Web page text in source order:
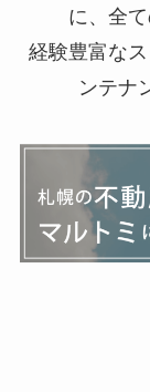
に、全
経験豊富な
ンテナ